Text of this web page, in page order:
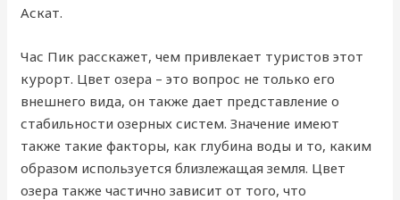
Аскат.
Час Пик расскажет, чем привлекает туристов этот
курорт. Цвет озера – это вопрос не только его
внешнего вида, он также дает представление о
стабильности озерных систем. Значение имеют
также такие факторы, как глубина воды и то, каким
образом используется близлежащая земля. Цвет
озера также частично зависит от того, что